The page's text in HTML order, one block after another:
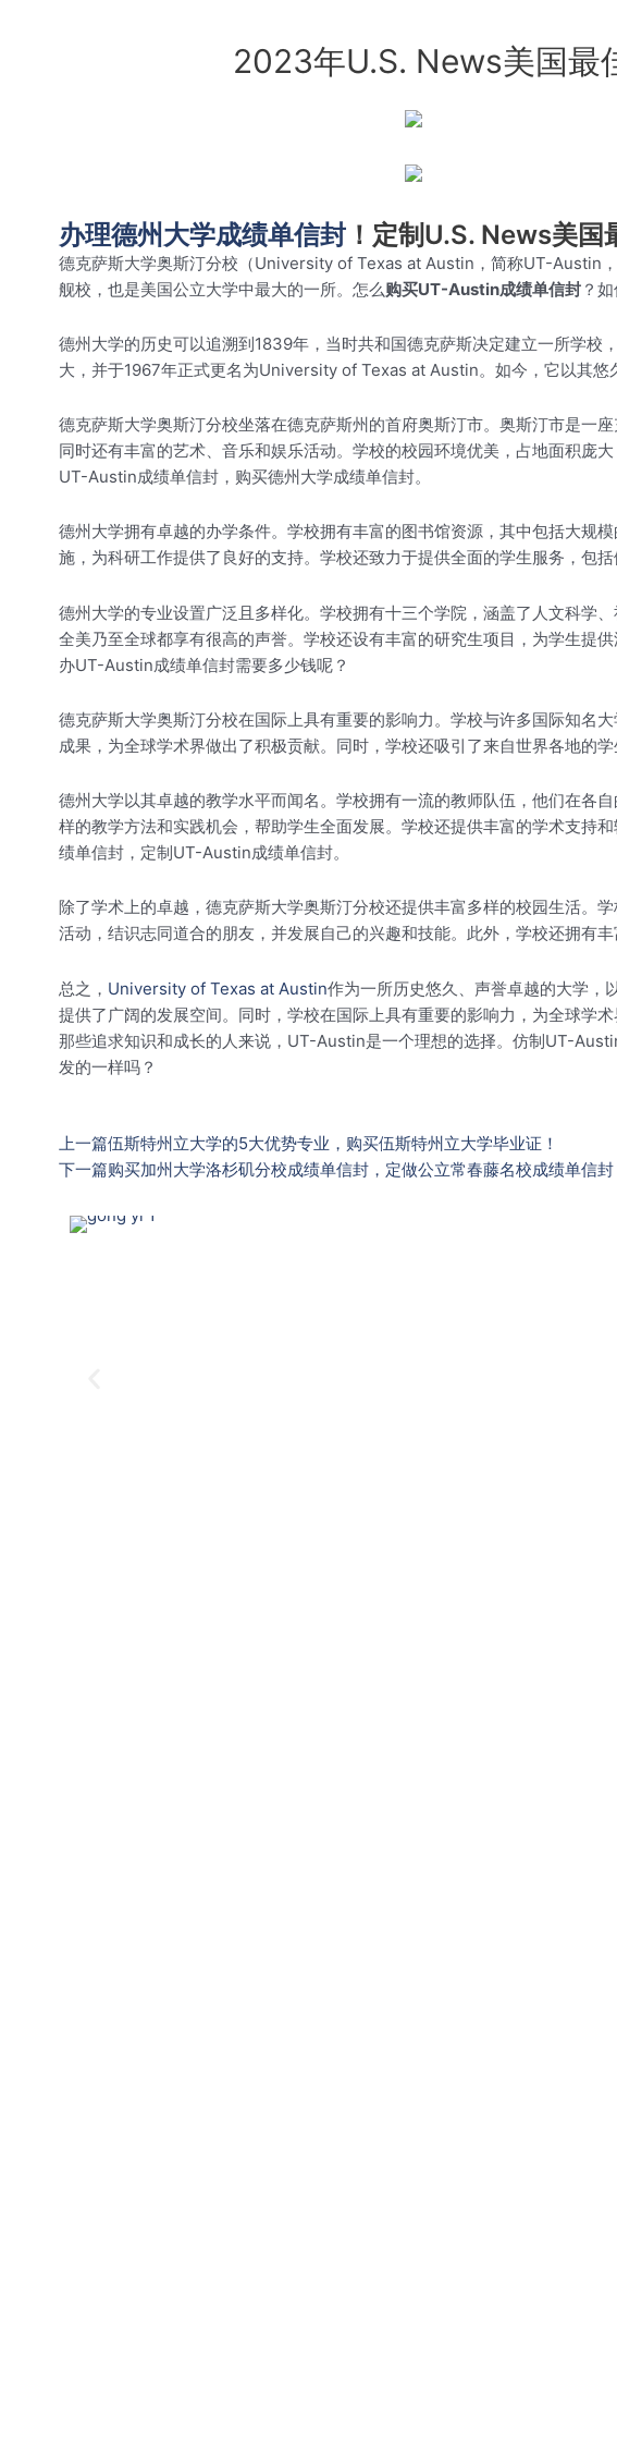
2023年U.S. News美国最
办理德州大学成绩单信封 ！定制U.S. News美
德克萨斯大学奥斯汀分校（University of Texas at Austin，简称UT-Austin
舰校，也是美国公立大学中最大的一所。怎么购买UT-Austin成绩单信封 ？
德州大学的历史可以追溯到1839年，当时共和国德克萨斯决定建立一所学
大，并于1967年正式更名为University of Texas at Austin。如今，它以其悠
德克萨斯大学奥斯汀分校坐落在德克萨斯州的首府奥斯汀市。奥斯汀市是一
同时还有丰富的艺术、音乐和娱乐活动。学校的校园环境优美，占地面积庞
UT-Austin成绩单信封，购买德州大学成绩单信封。
德州大学拥有卓越的办学条件。学校拥有丰富的图书馆资源，其中包括大规
施，为科研工作提供了良好的支持。学校还致力于提供全面的学生服务，包
德州大学的专业设置广泛且多样化。学校拥有十三个学院，涵盖了人文科学
全美乃至全球都享有很高的声誉。学校还设有丰富的研究生项目，为学生提
办UT-Austin成绩单信封需要多少钱呢？
德克萨斯大学奥斯汀分校在国际上具有重要的影响力。学校与许多国际知名
成果，为全球学术界做出了积极贡献。同时，学校还吸引了来自世界各地的
德州大学以其卓越的教学水平而闻名。学校拥有一流的教师队伍，他们在各
样的教学方法和实践机会，帮助学生全面发展。学校还提供丰富的学术支持
绩单信封，定制UT-Austin成绩单信封。
除了学术上的卓越，德克萨斯大学奥斯汀分校还提供丰富多样的校园生活。
活动，结识志同道合的朋友，并发展自己的兴趣和技能。此外，学校还拥有
总之， University of Texas at Austin作为一所历史悠久、声誉卓越的大学，
提供了广阔的发展空间。同时，学校在国际上具有重要的影响力，为全球学
那些追求知识和成长的人来说，UT-Austin是一个理想的选择。仿制UT-
发的一样吗？
上一篇伍斯特州立大学的5大优势专业，购买伍斯特州立大学毕业证！
下一篇购买加州大学洛杉矶分校成绩单信封，定做公立常春藤名校成绩单信封